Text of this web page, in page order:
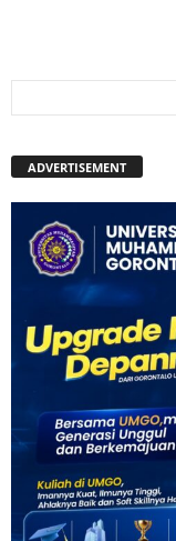
ADVERTISEMENT